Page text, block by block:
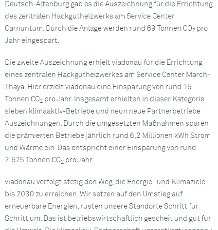
Deutsch-Altenburg gab es die Auszeichnung für die Errichtung
des zentralen Hackgutheizwerks am Service Center
Carnuntum. Durch die Anlage werden rund 69 Tonnen CO2 pro
Jahr eingespart.
Die zweite Auszeichnung erhielt viadonau für die Errichtung
eines zentralen Hackgutheizwerkes am Service Center March-
Thaya. Hier erzielt viadonau eine Einsparung von rund 15
Tonnen CO2 pro Jahr. Insgesamt erhielten in dieser Kategorie
sieben klimaaktiv-Betriebe und neun neue Partnerbetriebe
Auszeichnungen. Durch die umgesetzten Maßnahmen sparen
die prämierten Betriebe jährlich rund 6,2 Millionen kWh Strom
und Wärme ein. Das entspricht einer Einsparung von rund
2.575 Tonnen CO2 pro Jahr.
viadonau verfolgt stetig den Weg, die Energie- und Klimaziele
bis 2030 zu erreichen. Wir setzen auf den Umstieg auf
erneuerbare Energien, rüsten unsere Standorte Schritt für
Schritt um. Das ist betriebswirtschaftlich gescheit und gut für